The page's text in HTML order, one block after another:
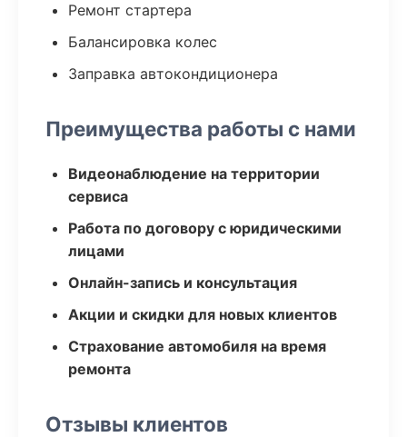
Ремонт стартера
Балансировка колес
Заправка автокондиционера
Преимущества работы с нами
Видеонаблюдение на территории
сервиса
Работа по договору с юридическими
лицами
Онлайн-запись и консультация
Акции и скидки для новых клиентов
Страхование автомобиля на время
ремонта
Отзывы клиентов